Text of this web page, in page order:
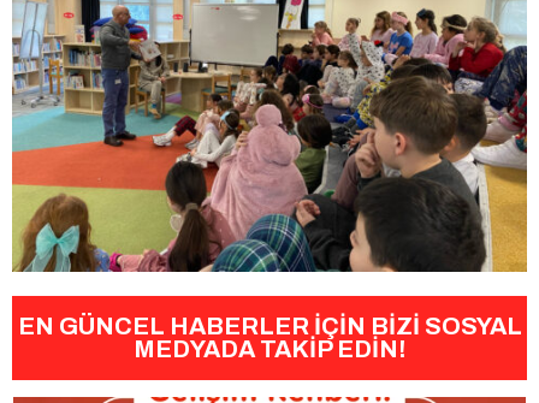
EN GÜNCEL HABERLER İÇİN BİZİ SOSYAL
MEDYADA TAKİP EDİN!